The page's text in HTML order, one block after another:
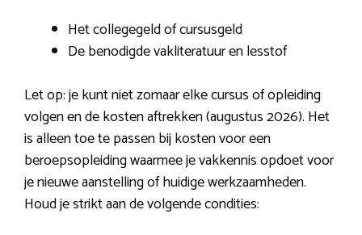
Het collegegeld of cursusgeld
De benodigde vakliteratuur en lesstof
Let op: je kunt niet zomaar elke cursus of opleiding
volgen en de kosten aftrekken (augustus 2026). Het
is alleen toe te passen bij kosten voor een
beroepsopleiding waarmee je vakkennis opdoet voor
je nieuwe aanstelling of huidige werkzaamheden.
Houd je strikt aan de volgende condities: